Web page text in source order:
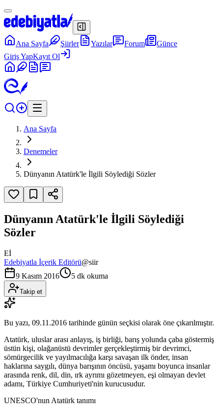
Ana Sayfa Şiirler Yazılar Forum
Günce
Giriş YapKayıt Ol
Ana Sayfa
Denemeler
Dünyanın Atatürk'le İlgili Söylediği Sözler
Dünyanın Atatürk'le İlgili Söylediği
Sözler
Eİ
Edebiyatla İçerik Editörü@siir
9 Kasım 2016
5 dk okuma
Takip et
Bu yazı, 09.11.2016 tarihinde günün seçkisi olarak öne çıkarılmıştır.
Atatürk, uluslar arası anlayış, iş birliği, barış yolunda çaba göstermiş
üstün kişi, olağanüstü devrimler gerçekleştirmiş bir devrimci,
sömürgecilik ve yayılmacılığa karşı savaşan ilk önder, insan
haklarına saygılı, dünya barışının öncüsü, yaşamı boyunca insanlar
arasında renk, dil, din, ırk ayrımı gözetmeyen, eşi olmayan devlet
adamı, Türkiye Cumhuriyeti'nin kurucusudur.
UNESCO'nun Atatürk tanımı